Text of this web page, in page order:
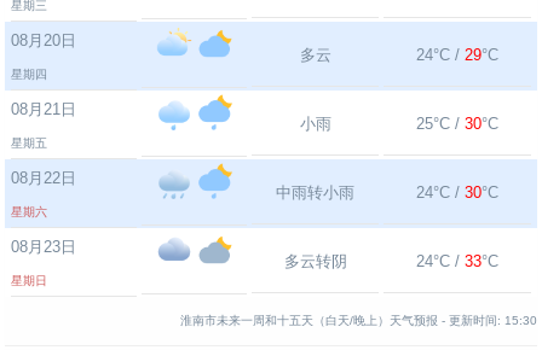
星期三
08月20日
星期四
多云 24°C / 29°C
08月21日
星期五
小雨 25°C / 30°C
08月22日
星期六
中雨转小雨 24°C / 30°C
08月23日
星期日
多云转阴 24°C / 33°C
淮南市未来一周和十五天（白天/晚上）天气预报 - 更新时间: 15:30